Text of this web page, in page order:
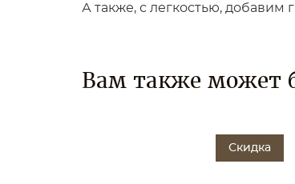
А также, с легкостью, добавим
Вам также может
Скидка